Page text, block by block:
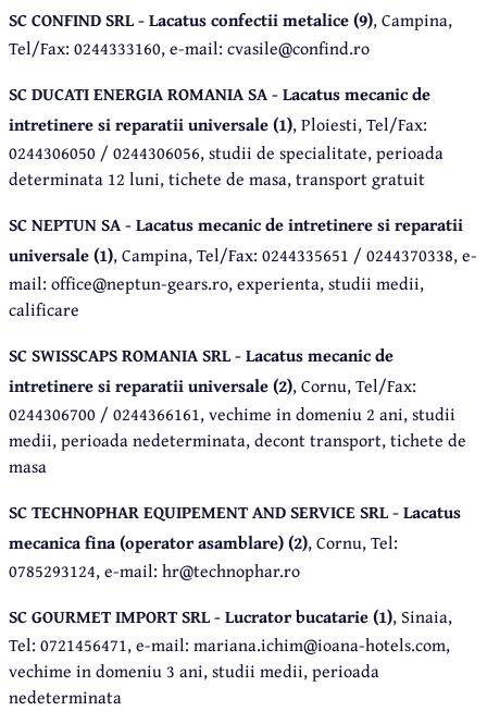
SC CONFIND SRL - Lacatus confectii metalice (9), Campina,
Tel/Fax: 0244333160, e-mail: cvasile@confind.ro
SC DUCATI ENERGIA ROMANIA SA - Lacatus mecanic de
intretinere si reparatii universale (1), Ploiesti, Tel/Fax:
0244306050 / 0244306056, studii de specialitate, perioada
determinata 12 luni, tichete de masa, transport gratuit
SC NEPTUN SA - Lacatus mecanic de intretinere si reparatii
universale (1), Campina, Tel/Fax: 0244335651 / 0244370338, e-
mail: office@neptun-gears.ro, experienta, studii medii,
calificare
SC SWISSCAPS ROMANIA SRL - Lacatus mecanic de
intretinere si reparatii universale (2), Cornu, Tel/Fax:
0244306700 / 0244366161, vechime in domeniu 2 ani, studii
medii, perioada nedeterminata, decont transport, tichete de
masa
SC TECHNOPHAR EQUIPEMENT AND SERVICE SRL - Lacatus
mecanica fina (operator asamblare) (2), Cornu, Tel:
0785293124, e-mail: hr@technophar.ro
SC GOURMET IMPORT SRL - Lucrator bucatarie (1), Sinaia,
Tel: 0721456471, e-mail: mariana.ichim@ioana-hotels.com,
vechime in domeniu 3 ani, studii medii, perioada
nedeterminata